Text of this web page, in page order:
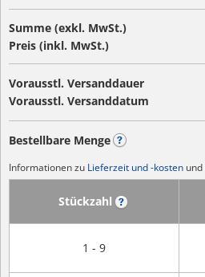
Summe (exkl. MwSt.)
Preis (inkl. MwSt.)
Vorausstl. Versanddauer
Vorausstl. Versanddatum
Bestellbare Menge
Informationen zu Lieferzeit und -kosten und
Stückzahl
1 - 9